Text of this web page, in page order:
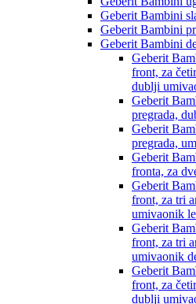
Geberit Bambini
Geberit Bambini
Geberit Bambini
Geberit
front, za
dublji
Geberit
pregrada,
Geberit
pregrada,
Geberit
fronta, za
Geberit
front, za tri
umivaonik
Geberit
front, za tri
umivaonik
Geberit
front, za
dublji